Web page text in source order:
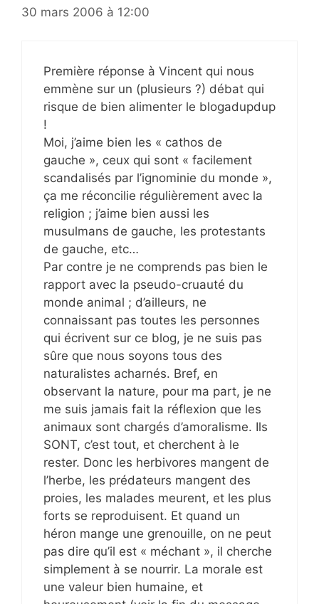
30 mars 2006 à 12:00
Première réponse à Vincent qui nous
emmène sur un (plusieurs ?) débat qui
risque de bien alimenter le blogadupdup
!
Moi, j’aime bien les « cathos de
gauche », ceux qui sont « facilement
scandalisés par l’ignominie du monde »,
ça me réconcilie régulièrement avec la
religion ; j’aime bien aussi les
musulmans de gauche, les protestants
de gauche, etc…
Par contre je ne comprends pas bien le
rapport avec la pseudo-cruauté du
monde animal ; d’ailleurs, ne
connaissant pas toutes les personnes
qui écrivent sur ce blog, je ne suis pas
sûre que nous soyons tous des
naturalistes acharnés. Bref, en
observant la nature, pour ma part, je ne
me suis jamais fait la réflexion que les
animaux sont chargés d’amoralisme. Ils
SONT, c’est tout, et cherchent à le
rester. Donc les herbivores mangent de
l’herbe, les prédateurs mangent des
proies, les malades meurent, et les plus
forts se reproduisent. Et quand un
héron mange une grenouille, on ne peut
pas dire qu’il est « méchant », il cherche
simplement à se nourrir. La morale est
une valeur bien humaine, et